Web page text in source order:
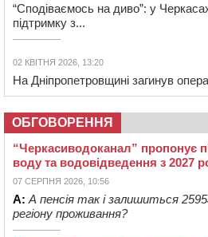
“Сподіваємось на диво”: у
підтримку з...
02 КВІТНЯ 2026, 13:20
На Дніпропетровщині загинув
ОБГОВОРЕННЯ
“Черкасиводоканал” пропонує
воду та водовідведення з 2027
07 СЕРПНЯ 2026, 10:56
А: А пенсія так і залишиться
регіону проживання?